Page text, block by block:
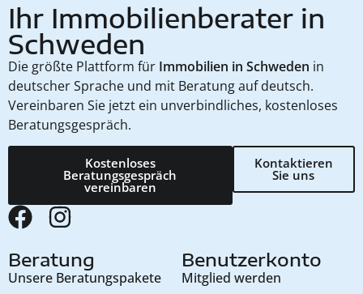
Ihr Immobilienberater in
Schweden
Die größte Plattform für Immobilien in Schweden in
deutscher Sprache und mit Beratung auf deutsch.
Vereinbaren Sie jetzt ein unverbindliches, kostenloses
Beratungsgespräch.
Kostenloses
Beratungsgespräch
vereinbaren
Kontaktieren
Sie uns
Beratung
Unsere Beratungspakete
Benutzerkonto
Mitglied werden